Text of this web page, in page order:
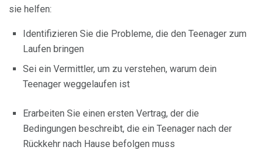
sie helfen:
Identifizieren Sie die Probleme, die den Teenager zum
Laufen bringen
Sei ein Vermittler, um zu verstehen, warum dein
Teenager weggelaufen ist
Erarbeiten Sie einen ersten Vertrag, der die
Bedingungen beschreibt, die ein Teenager nach der
Rückkehr nach Hause befolgen muss